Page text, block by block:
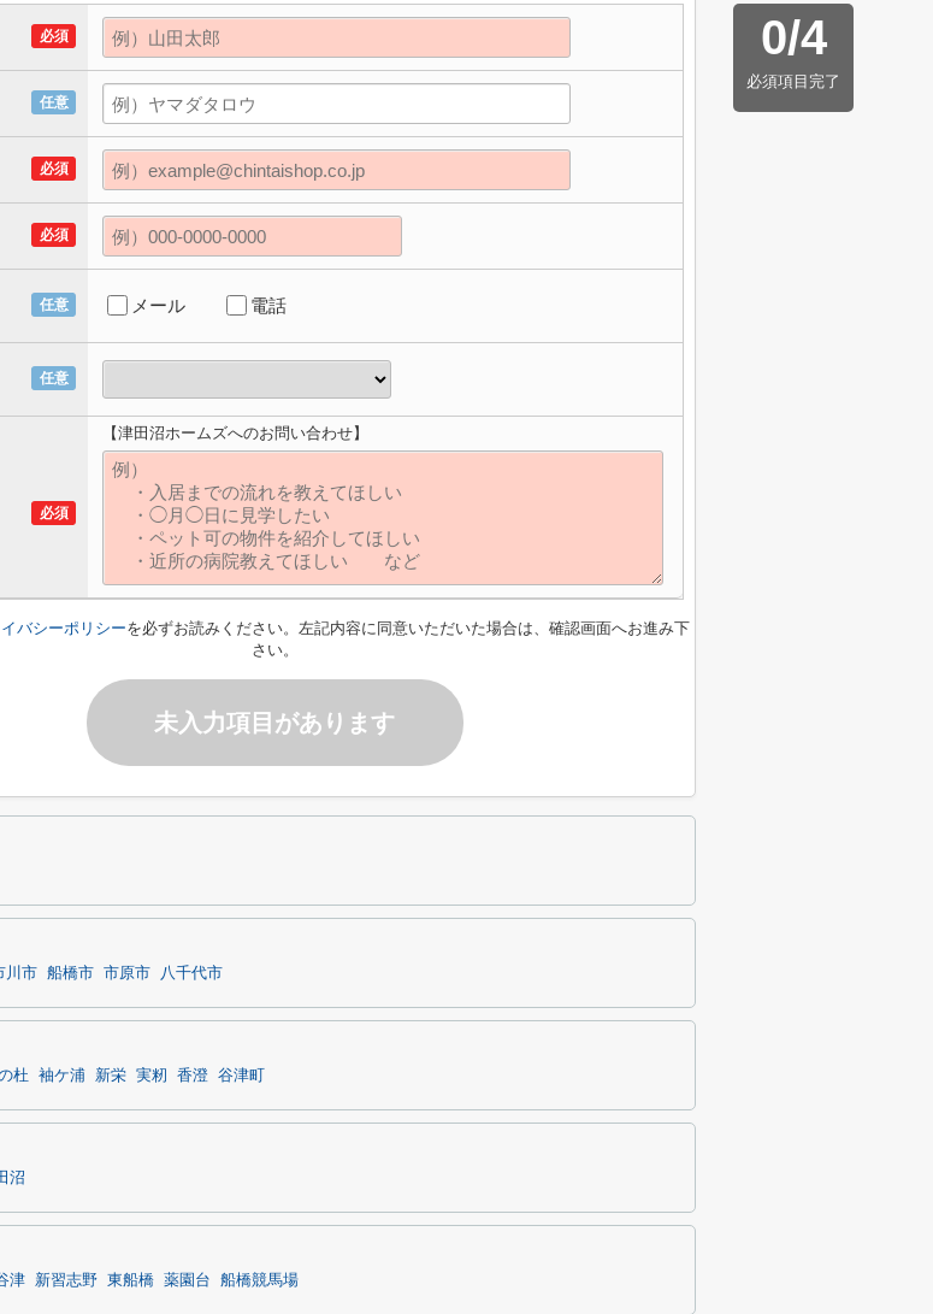
0/4
必須項目完了
必須
任意
必須
必須
任意 メール 電話
任意
必須
【津田沼ホームズへのお問い合わせ】
バシーポリシーを必ずお読みください。左記内容に同意いただいた場合は、確認画面へお進み下
さい。
未入力項目があります
川市 船橋市 市原市 八千代市
杜 袖ケ浦 新栄 実籾 香澄 谷津町
沼
津 新習志野 東船橋 薬園台 船橋競馬場